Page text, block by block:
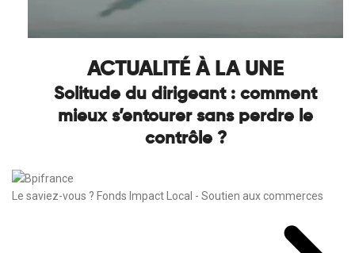
ACTUALITÉ À LA UNE
Solitude du dirigeant : comment
mieux s’entourer sans perdre le
contrôle ?
Le saviez-vous ? Fonds Impact Local - Soutien aux commerces